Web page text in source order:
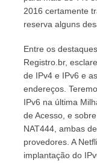
2016 certamente
reserva alguns
Entre os
Registro.br,
de IPv4 e IPv6 e
endereços.
IPv6 na última
de Acesso, e
NAT444, ambas
provedores. A
implantação do